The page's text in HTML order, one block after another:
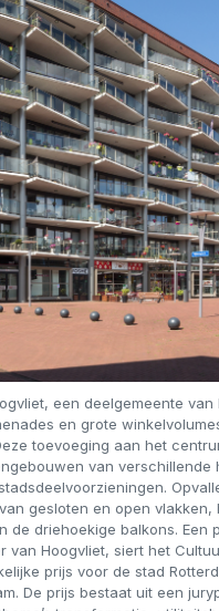
een deelgemeente van
en grote
toevoeging aan het
van verschillende
gesloten en open vlakken,
driehoekige balkons. Een
van Hoogvliet, siert het
prijs voor de stad
De prijs bestaat uit een